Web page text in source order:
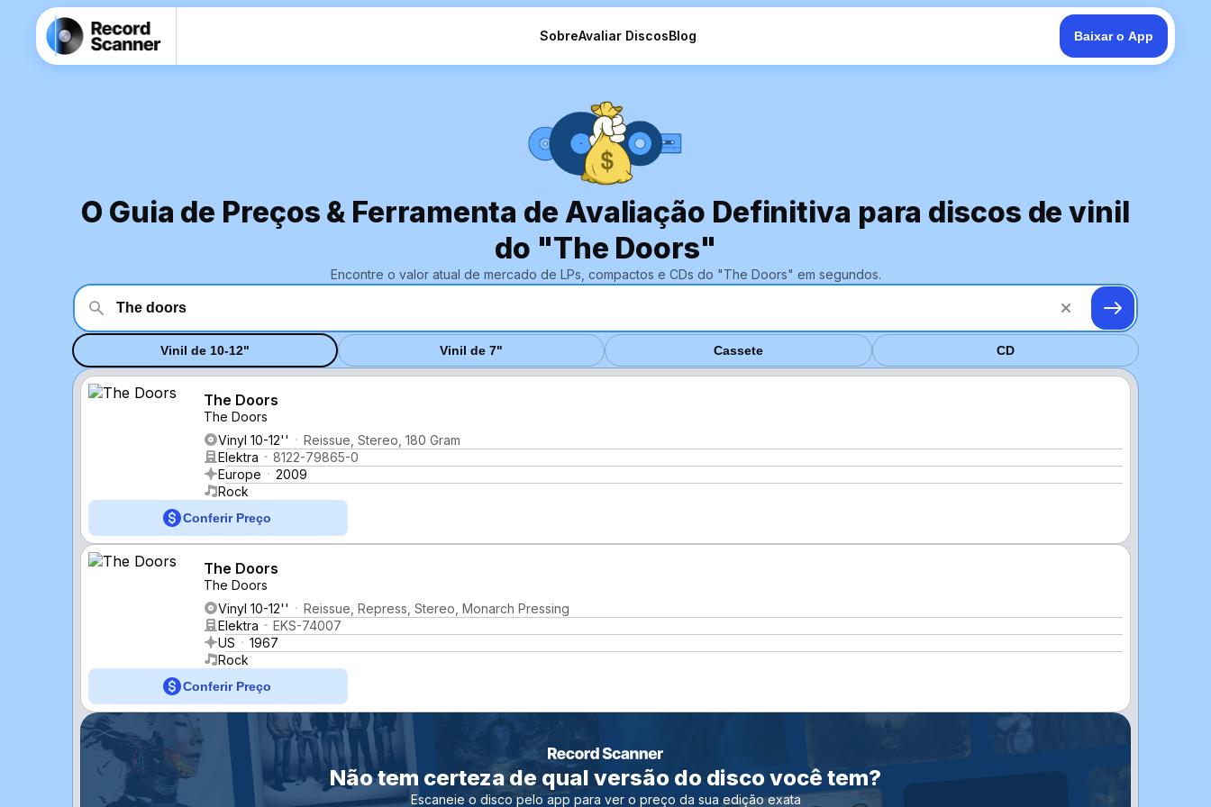
SobreAvaliar DiscosBlog Baixar o App
O Guia de Preços & Ferramenta de Avaliação Definitiva para discos de vinil
do "The Doors"
Encontre o valor atual de mercado de LPs, compactos e CDs do "The Doors" em segundos.
Vinil de 10-12" Vinil de 7" Cassete CD
The Doors
The Doors
Vinyl 10-12''
Reissue, Stereo, 180 Gram
Elektra
8122-79865-0
Europe
2009
Rock
Conferir Preço
The Doors
The Doors
Vinyl 10-12''
Reissue, Repress, Stereo, Monarch Pressing
Elektra
EKS-74007
US
1967
Rock
Conferir Preço
Não tem certeza de qual versão do disco você tem?
Escaneie o disco pelo app para ver o preço da sua edição exata